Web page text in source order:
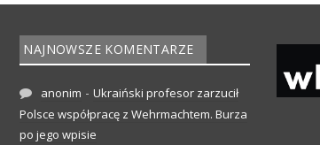
NAJNOWSZE KOMENTARZE
anonim - Ukraiński profesor zarzucił
Polsce współpracę z Wehrmachtem. Burza
po jego wpisie